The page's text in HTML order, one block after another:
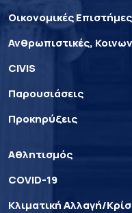
Οικονομικές Επιστήμες
Ανθρωπιστικές,
CIVIS
Παρουσιάσεις
Προκηρύξεις
Αθλητισμός
COVID-19
Κλιματική Αλλαγή/